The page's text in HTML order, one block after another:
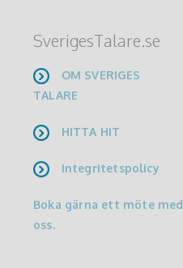
SverigesTalare.se
OM SVERIGES
TALARE
HITTA HIT
Integritetspolicy
Boka gärna ett möte med
oss.